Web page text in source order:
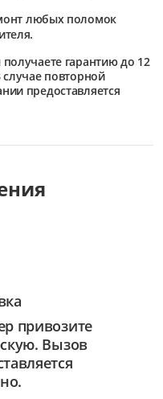
любых поломок
гарантию до 12
повторной
предоставляется
привозите
Вызов